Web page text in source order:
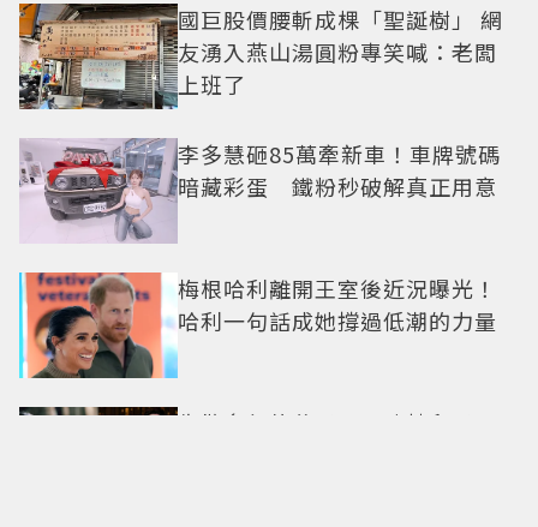
國巨股價腰斬成棵「聖誕樹」 網
友湧入燕山湯圓粉專笑喊：老闆
上班了
李多慧砸85萬牽新車！車牌號碼
暗藏彩蛋 鐵粉秒破解真正用意
梅根哈利離開王室後近況曝光！
哈利一句話成她撐過低潮的力量
失散多年的父子？張凌赫兒子